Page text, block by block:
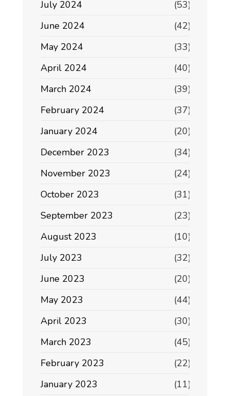
July 2024
(53)
June 2024
(42)
May 2024
(33)
April 2024
(40)
March 2024
(39)
February 2024
(37)
January 2024
(20)
December 2023
(34)
November 2023
(24)
October 2023
(31)
September 2023
(23)
August 2023
(10)
July 2023
(32)
June 2023
(20)
May 2023
(44)
April 2023
(30)
March 2023
(45)
February 2023
(22)
January 2023
(11)